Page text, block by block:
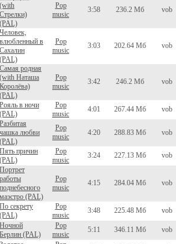
(with
Стрелки)
(PAL)
Pop
music
3:58 236.2 Мб vob
Человек,
влюбленный в
Сахалин
(PAL)
Pop
music
3:03 202.64 Мб vob
Самая родная
(with Наташа
Королёва)
(PAL)
Pop
music
3:42 246.2 Мб vob
Рояль в ночи
(PAL)
Pop
music
4:01 267.44 Мб vob
Разбитая
чашка любви
(PAL)
Pop
music
4:20 288.83 Мб vob
Пять причин
(PAL)
Pop
music
3:24 227.13 Мб vob
Портрет
работы
поднебесного
маэстро (PAL)
Pop
music
4:15 284.04 Мб vob
По секрету
(PAL)
Pop
music
3:48 225.48 Мб vob
Ночной
Берлин (PAL)
Pop
music
5:11 346.11 Мб vob